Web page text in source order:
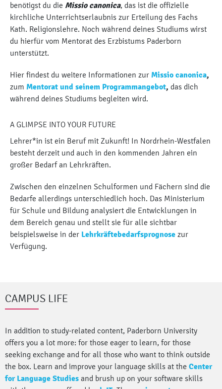
benötigst du die Missio canonica, das ist die offizielle
kirchliche Unterrichtserlaubnis zur Erteilung des Fachs
Kath. Religionslehre. Noch während deines Studiums wirst
du hierfür vom Mentorat des Erzbistums Paderborn
unterstützt.
Hier findest du weitere Informationen zur Missio canonica,
zum Mentorat und seinem Programmangebot, das dich
während deines Studiums begleiten wird.
A GLIMPSE INTO YOUR FUTURE
Lehrer*in ist ein Beruf mit Zukunft! In Nordrhein-Westfalen
besteht derzeit und auch in den kommenden Jahren ein
großer Bedarf an Lehrkräften.
Zwischen den einzelnen Schulformen und Fächern sind die
Bedarfe allerdings unterschiedlich hoch. Das Ministerium
für Schule und Bildung analysiert die Entwicklungen in
dem Bereich genau und stellt sie für alle sichtbar
beispielsweise in der Lehrkräftebedarfsprognose zur
Verfügung.
CAMPUS LIFE
In addition to study-related content, Paderborn University
offers you a lot more: for those eager to learn, for those
seeking exchange and for all those who want to think outside
the box. Learn and improve your language skills at the Center
for Language Studies and brush up on your software skills